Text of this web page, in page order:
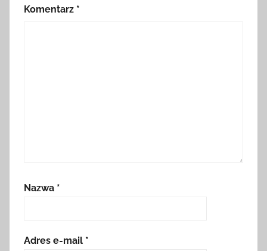
Komentarz *
Nazwa *
Adres e-mail *